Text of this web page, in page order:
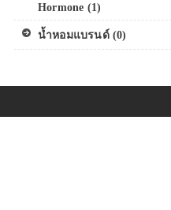
Hormone (1)
น้ำหอมแบรนด์ (0)